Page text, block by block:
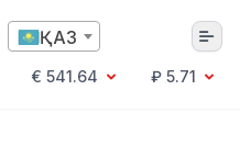
ҚАЗ
€ 541.64
₽ 5.71